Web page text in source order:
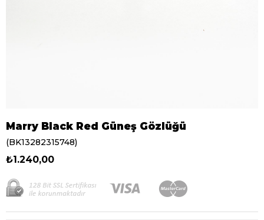
Marry Black Red Güneş Gözlüğü
(BK13282315748)
₺1.240,00